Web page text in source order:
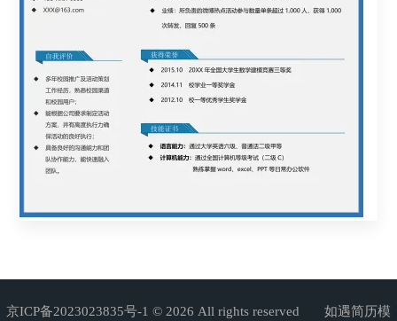
京ICP备2023023835号-1 © 2026 All rights reserved 如遇简历模